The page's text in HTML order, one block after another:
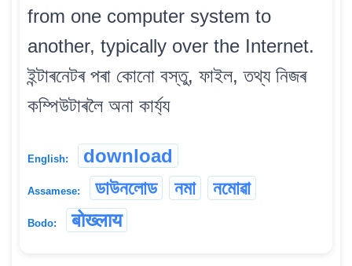
from one computer system to
another, typically over the Internet.
ইন্টাৰনেটৰ পৰা কোনো বস্তু, ফাইল, তথ্য নিজৰ
কম্পিউটাৰলৈ অনা কাৰ্য্য
English: download
Assamese: ডাউনলোড নমা নমোৱা
Bodo: बोख्लाय